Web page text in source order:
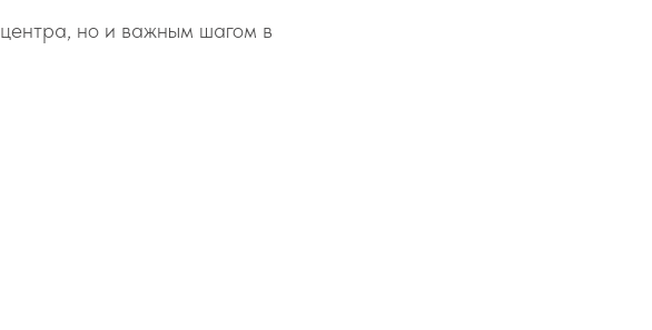
центра, но и важным шагом в